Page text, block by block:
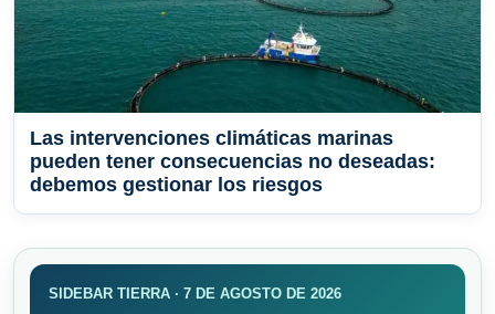
Las intervenciones climáticas marinas
pueden tener consecuencias no deseadas:
debemos gestionar los riesgos
SIDEBAR TIERRA · 7 DE AGOSTO DE 2026